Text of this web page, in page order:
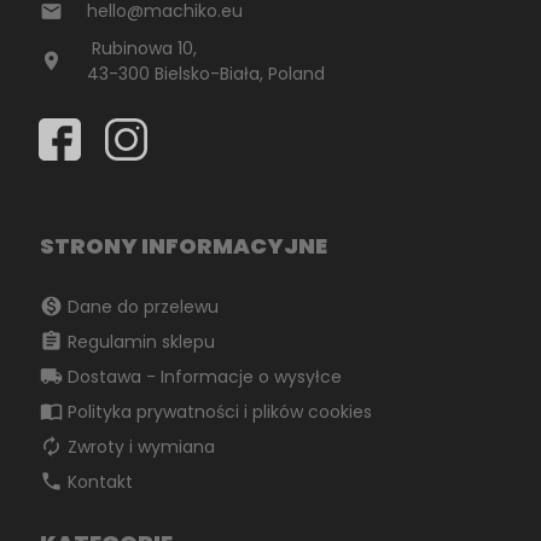
email hello@machiko.eu
location_on
Rubinowa 10,
43-300 Bielsko-Biała, Poland
STRONY INFORMACYJNE
monetization_on Dane do przelewu
assignment Regulamin sklepu
local_shipping Dostawa - Informacje o wysyłce
import_contacts Polityka prywatności i plików cookies
autorenew Zwroty i wymiana
phone Kontakt